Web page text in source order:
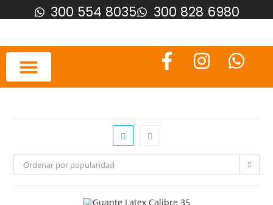
300 554 8035 300 828 6980
Ordenar por popularidad